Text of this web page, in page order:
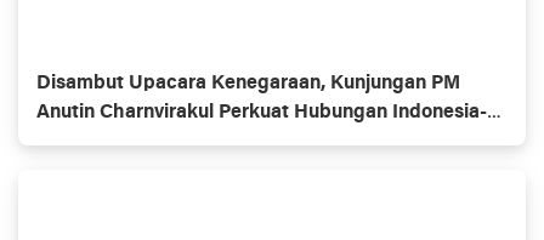
Disambut Upacara Kenegaraan, Kunjungan PM
Anutin Charnvirakul Perkuat Hubungan Indonesia-
Thailand